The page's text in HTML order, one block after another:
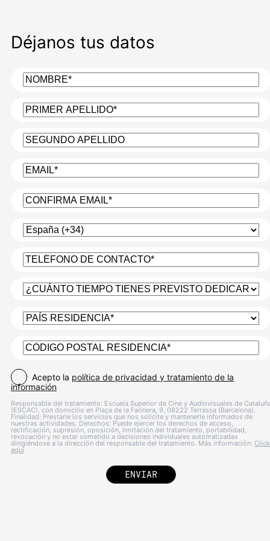
Déjanos tus datos
Acepto la política de privacidad y tratamiento de la
información
Responsable del tratamiento: Escuela Superior de Cine y Audiovisuales de
(ESCAC), con domicilio en Plaça de la Farinera, 9, 08222 Terrassa (Barcelona).
Finalidad: Prestarle los servicios que nos solicite y mantenerle informados de
nuestras actividades. Derechos: Puede ejercer los derechos de acceso,
rectificación, supresión, oposición, limitación del tratamiento, portabilidad,
revocación y no estar sometido a decisiones individuales automatizadas
dirigiéndose a la dirección del responsable del tratamiento. Más información: Click
aquí
ENVIAR